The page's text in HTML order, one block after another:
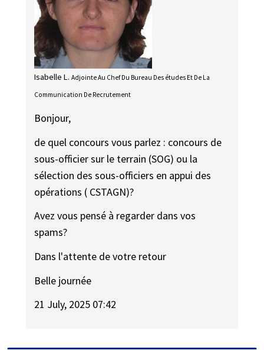
Isabelle L. Adjointe Au Chef Du Bureau Des études Et De La
Communication De Recrutement
Bonjour,
de quel concours vous parlez : concours de
sous-officier sur le terrain (SOG) ou la
sélection des sous-officiers en appui des
opérations ( CSTAGN)?
Avez vous pensé à regarder dans vos
spams?
Dans l'attente de votre retour
Belle journée
21 July, 2025 07:42